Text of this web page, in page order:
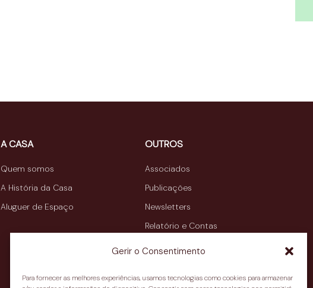
Gerir o Consentimento
Para fornecer as melhores experiências, usamos tecnologias como cookies para armazenar
A CASA
Quem somos
A História da Casa
Aluguer de Espaço
OUTROS
Associados
Publicações
Newsletters
Relatório e Contas